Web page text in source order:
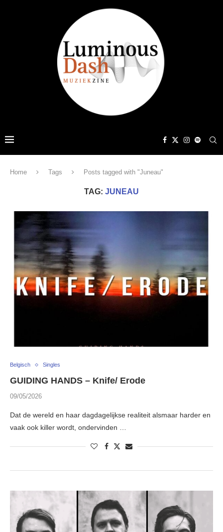
Home Tags Posts tagged with "Juneau"
TAG: JUNEAU
Belgisch Singles
GUIDING HANDS – Knife/ Erode
09/05/2026
Dat de wereld en haar dagdagelijkse realiteit alsmaar harder en
vaak ook killer wordt, ondervinden …